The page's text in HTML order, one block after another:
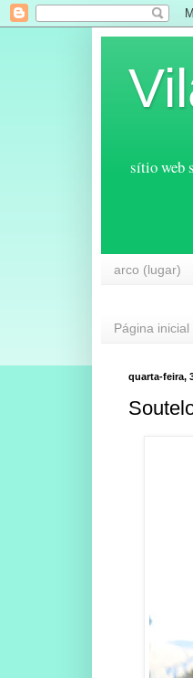
sítio web
arco (lugar)
Página inicial
quarta-feira,